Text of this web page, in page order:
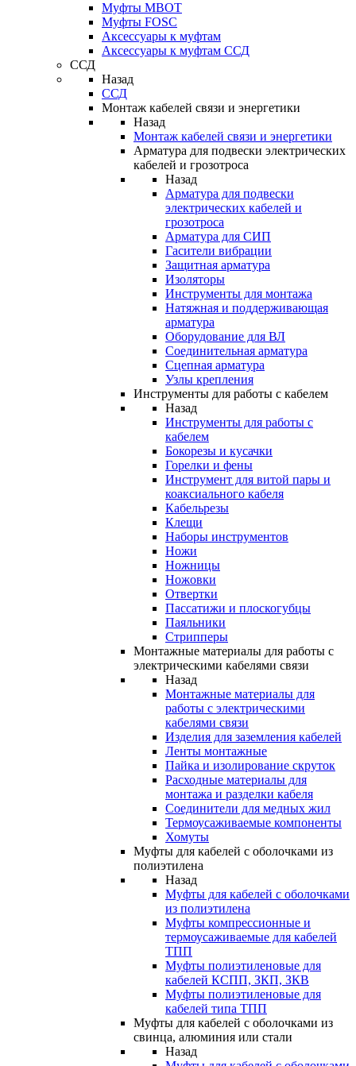
Муфты МВОТ
Муфты FOSC
Аксессуары к муфтам
Аксессуары к муфтам ССД
ССД
Назад
ССД
Монтаж кабелей связи и энергетики
Назад
Монтаж кабелей связи и энергетики
Арматура для подвески электрических
кабелей и грозотроса
Назад
Арматура для подвески
электрических кабелей и
грозотроса
Арматура для СИП
Гасители вибрации
Защитная арматура
Изоляторы
Инструменты для монтажа
Натяжная и поддерживающая
арматура
Оборудование для ВЛ
Соединительная арматура
Сцепная арматура
Узлы крепления
Инструменты для работы с кабелем
Назад
Инструменты для работы с
кабелем
Бокорезы и кусачки
Горелки и фены
Инструмент для витой пары и
коаксиального кабеля
Кабельрезы
Клещи
Наборы инструментов
Ножи
Ножницы
Ножовки
Отвертки
Пассатижи и плоскогубцы
Паяльники
Стрипперы
Монтажные материалы для работы с
электрическими кабелями связи
Назад
Монтажные материалы для
работы с электрическими
кабелями связи
Изделия для заземления кабелей
Ленты монтажные
Пайка и изолирование скруток
Расходные материалы для
монтажа и разделки кабеля
Соединители для медных жил
Термоусаживаемые компоненты
Хомуты
Муфты для кабелей с оболочками из
полиэтилена
Назад
Муфты для кабелей с оболочками
из полиэтилена
Муфты компрессионные и
термоусаживаемые для кабелей
ТПП
Муфты полиэтиленовые для
кабелей КСПП, ЗКП, ЗКВ
Муфты полиэтиленовые для
кабелей типа ТПП
Муфты для кабелей с оболочками из
свинца, алюминия или стали
Назад